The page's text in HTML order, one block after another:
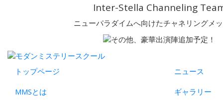
Inter-Stella Channeling
ニューパラダイムへ向けたチャネリングメ
トップページ
MMSとは
ニュース
ギャラリー